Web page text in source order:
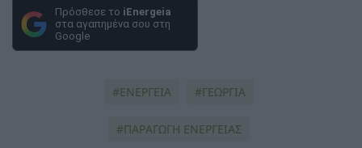
Πρόσθεσε το iEnergeia
στα αγαπημένα σου στη
Google
ΕΝΕΡΓΕΙΑ ΓΕΩΡΓΙΑ
ΠΑΡΑΓΩΓΗ ΕΝΕΡΓΕΙΑΣ